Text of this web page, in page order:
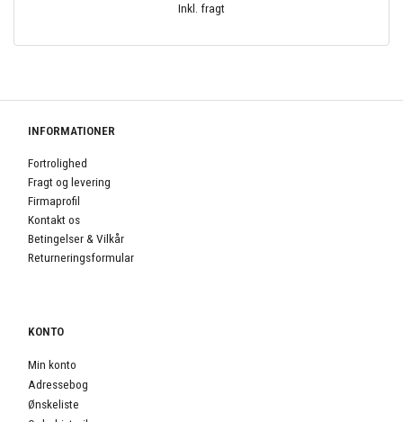
Inkl. fragt
INFORMATIONER
Fortrolighed
Fragt og levering
Firmaprofil
Kontakt os
Betingelser & Vilkår
Returneringsformular
KONTO
Min konto
Adressebog
Ønskeliste